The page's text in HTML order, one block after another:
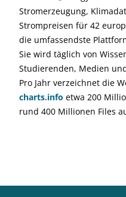
Stromerzeugung,
Strompreisen für 42
die umfassendste
Sie wird täglich von
Studierenden, Medien
Pro Jahr verzeichnet die
charts.info etwa 200
rund 400 Millionen Files